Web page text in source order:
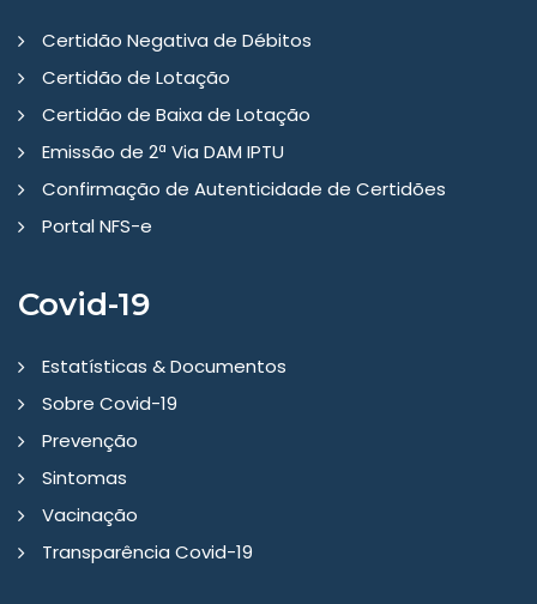
Certidão Negativa de Débitos
Certidão de Lotação
Certidão de Baixa de Lotação
Emissão de 2ª Via DAM IPTU
Confirmação de Autenticidade de Certidões
Portal NFS-e
Covid-19
Estatísticas & Documentos
Sobre Covid-19
Prevenção
Sintomas
Vacinação
Transparência Covid-19